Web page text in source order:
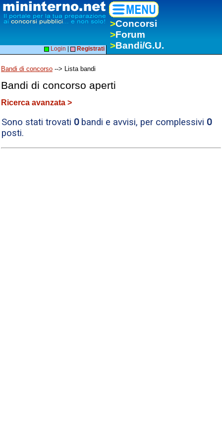
>Concorsi
>Forum
>Bandi/G.U.
Login Registrati
Bandi di concorso --> Lista bandi
Bandi di concorso aperti
Ricerca avanzata >
Sono stati trovati 0bandi e avvisi, per complessivi 0
posti.